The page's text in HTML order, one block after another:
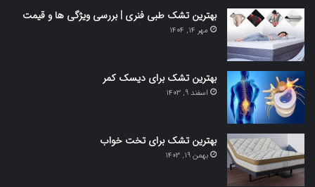
بهترین تشک طبی فنری | بررسی ویژگی ها و قیمت
مهر 14, 1404
بهترین تشک برای دیسک کمر
اسفند 9, 1403
بهترین تشک برای تخت خواب
بهمن 19, 1403